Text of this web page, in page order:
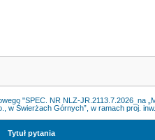
"SPEC. NR NLZ-JR.2113.7.2026_na
w Świerżach Górnych”, w ramach proj.
Tytuł pytania